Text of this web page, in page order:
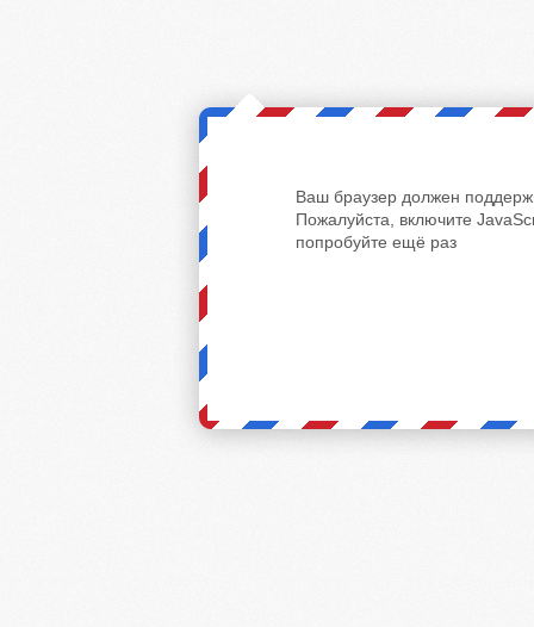
Ваш браузер должен
Пожалуйста, включите
попробуйте ещё раз